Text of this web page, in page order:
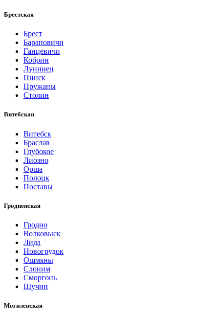
Брестская
Брест
Барановичи
Ганцевичи
Кобрин
Лунинец
Пинск
Пружаны
Столин
Витебская
Витебск
Браслав
Глубокое
Лиозно
Орша
Полоцк
Поставы
Гродненская
Гродно
Волковыск
Лида
Новогрудок
Ошмяны
Слоним
Сморгонь
Щучин
Могилевская